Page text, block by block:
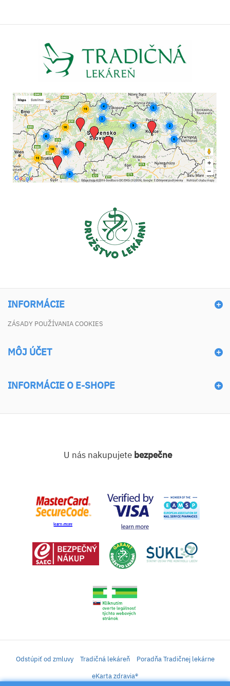
INFORMÁCIE
ZÁSADY POUŽÍVANIA COOKIES
MÔJ ÚČET
INFORMÁCIE O E-SHOPE
U nás nakupujete bezpečne
Odstúpiť od zmluvy Tradičná lekáreň
Poradňa Tradičnej lekárne
eKarta zdravia®